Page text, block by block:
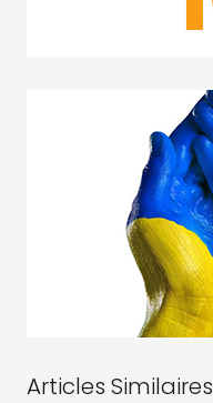
Articles Similaires